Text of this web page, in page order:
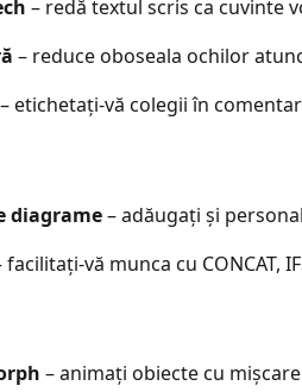
– redă textul scris ca cuvinte
– reduce oboseala ochilor
– etichetați-vă colegii în
diagrame– adăugați și
facilitați-vă munca cu CONCAT,
– animați obiecte cu